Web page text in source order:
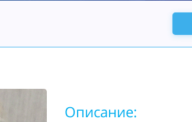
Описание: